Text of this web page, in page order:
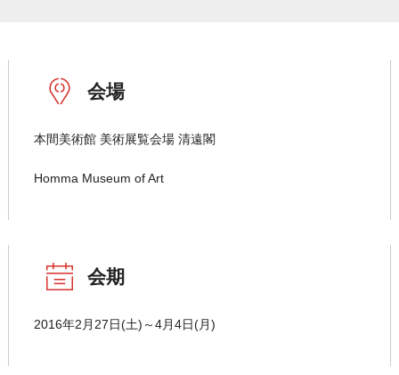
会場
本間美術館 美術展覧会場 清遠閣
Homma Museum of Art
会期
2016年2月27日(土)～4月4日(月)